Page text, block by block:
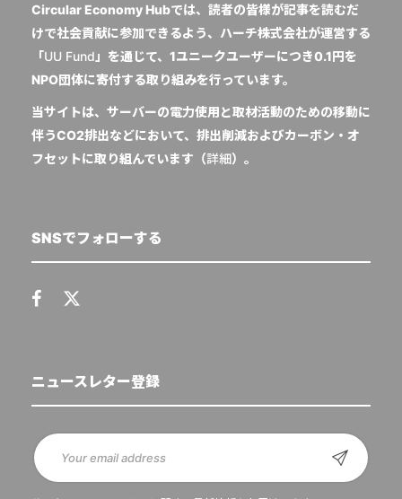
Circular Economy Hubでは、読者の皆様が記事を読むだ
けで社会貢献に参加できるよう、ハーチ株式会社が運営する
「UU Fund 」を通じて、1ユニークユーザーにつき0.1円を
NPO団体に寄付する取り組みを行っています。
当サイトは、サーバーの電力使用と取材活動のための移動に
伴うCO2排出などにおいて、排出削減およびカーボン・オ
フセットに取り組んでいます（詳細）。
SNSでフォローする
ニュースレター登録